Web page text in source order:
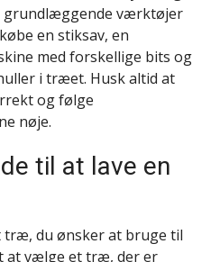
grundlæggende værktøjer
en stiksav, en
med forskellige bits og
i træet. Husk altid at
og følge
nøje.
til at lave en
træ, du ønsker at bruge til
at vælge et træ, der er